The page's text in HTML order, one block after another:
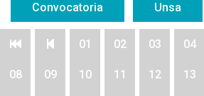
Convocatoria Unsa
01 02 03 04
08 09 10 11 12 13